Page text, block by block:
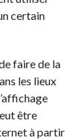
certain
faire de la
les lieux
être
à partir